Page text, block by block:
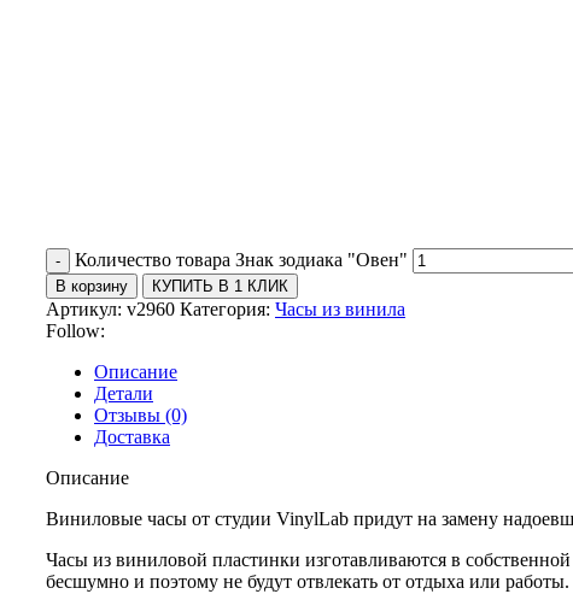
Количество товара Знак зодиака "Овен"
В корзину КУПИТЬ В 1 КЛИК
Артикул: v2960 Категория: Часы из винила
Follow:
Описание
Детали
Отзывы (0)
Доставка
Описание
Виниловые часы от студии VinylLab придут на замену
Часы из виниловой пластинки изготавливаются в
бесшумно и поэтому не будут отвлекать от отдыха или работы.